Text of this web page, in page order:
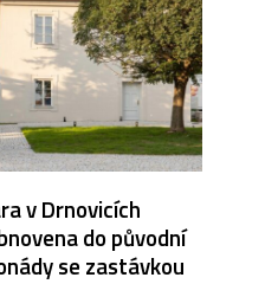
v Drnovicích
do původní
se zastávkou